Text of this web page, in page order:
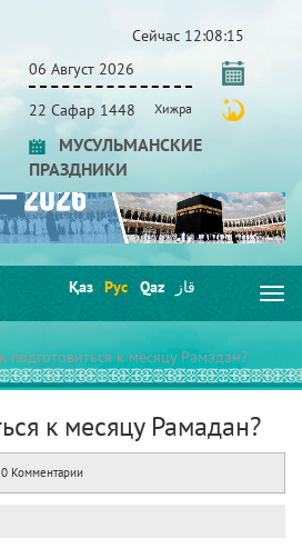
Сейчас 12:08:15
06 Август 2026
22 Сафар 1448 Хижра
МУСУЛЬМАНСКИЕ
ПРАЗДНИКИ
Қаз Рус Qaz قاز
подготовиться к месяцу Рамадан?
к месяцу Рамадан?
0 Комментарии